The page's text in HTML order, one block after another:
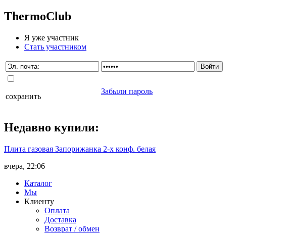
ThermoClub
Я уже участник
Стать участником
сохранить
Забыли пароль
Недавно купили:
Плита газовая Запорижанка 2-х конф. белая
вчера, 22:06
Каталог
Мы
Клиенту
Оплата
Доставка
Возврат / обмен